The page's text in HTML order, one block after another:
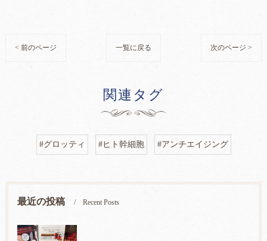
< 前のページ 一覧に戻る 次のページ >
関連タグ
#グロッティ #ヒト幹細胞 #アンチエイジング
最近の投稿 Recent Posts